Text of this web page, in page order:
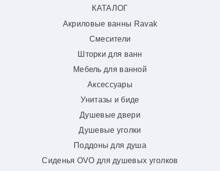
КАТАЛОГ
Акриловые ванны Ravak
Смесители
Шторки для ванн
Мебель для ванной
Аксессуары
Унитазы и биде
Душевые двери
Душевые уголки
Поддоны для душа
Сиденья OVO для душевых уголков